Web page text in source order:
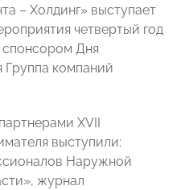
– Холдинг» выступает
четвертый год
спонсором Дня
Группа компаний
XVII
выступили:
Наружной
журнал